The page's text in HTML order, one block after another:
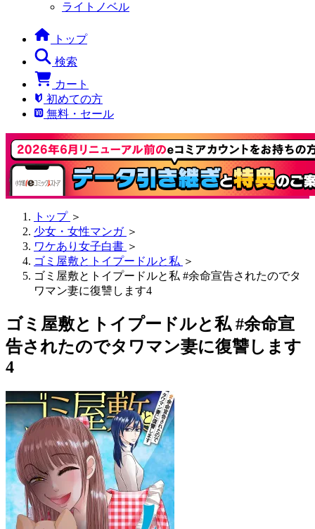
ライトノベル
トップ
検索
カート
初めての方
無料・セール
トップ ＞
少女・女性マンガ ＞
ワケあり女子白書 ＞
ゴミ屋敷とトイプードルと私 ＞
ゴミ屋敷とトイプードルと私 #余命宣告されたのでタ
ワマン妻に復讐します4
ゴミ屋敷とトイプードルと私 #余命宣
告されたのでタワマン妻に復讐します
4